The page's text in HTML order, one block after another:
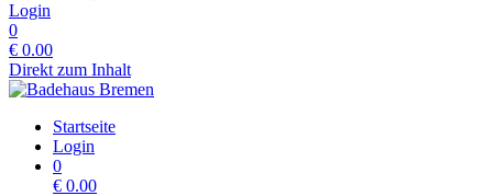
Login
0
€ 0.00
Direkt zum Inhalt
Startseite
Login
0
€ 0.00